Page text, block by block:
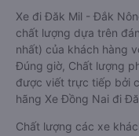
Xe đi Đăk Mil - Đắk
chất lượng dựa trên
nhất) của khách hàng
Đúng giờ, Chất lượng
được viết trực tiếp bởi
hãng Xe Đồng Nai đi
Chất lượng các xe